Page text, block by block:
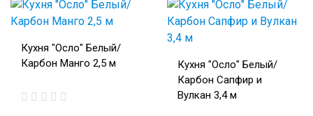
Кухня "Осло" Белый/
Карбон Манго 2,5 м
Кухня "Осло" Белый/
Карбон Сапфир и
Вулкан 3,4 м